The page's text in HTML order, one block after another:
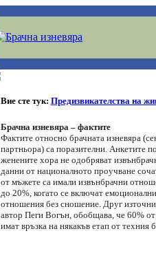
Вие сте тук: Предизвикателства на
Брачна изневяра – фактите
Фактите относно брачната изневяра
партньора) са поразителни. Анкетите
женените хора не одобряват
данни от националното проучване
от мъжете са имали извънбрачни
до 20%, когато се включат
отношения без сношение. Друг
автор Пеги Вогън, обобщава, че 60%
имат връзка на някакъв етап от техния